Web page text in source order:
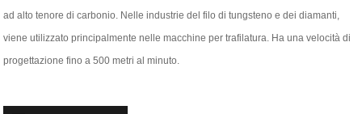
ad alto tenore di carbonio. Nelle industrie del filo di tungsteno e dei diamanti,
viene utilizzato principalmente nelle macchine per trafilatura. Ha una velocità di
progettazione fino a 500 metri al minuto.